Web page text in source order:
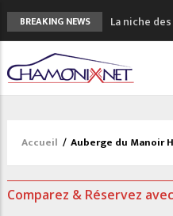
BREAKING NEWS
La niche
sécheresse
3 bonnes
Musée du
Accidents
Craft
Accueil / Auberge du Manoir
Comparez & Réservez